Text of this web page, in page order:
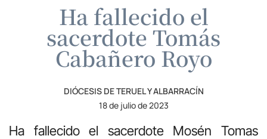
Ha fallecido el
sacerdote Tomás
Cabañero Royo
DIÓCESIS DE TERUEL Y ALBARRACÍN
18 de julio de 2023
Ha fallecido el sacerdote Mosén Tomas